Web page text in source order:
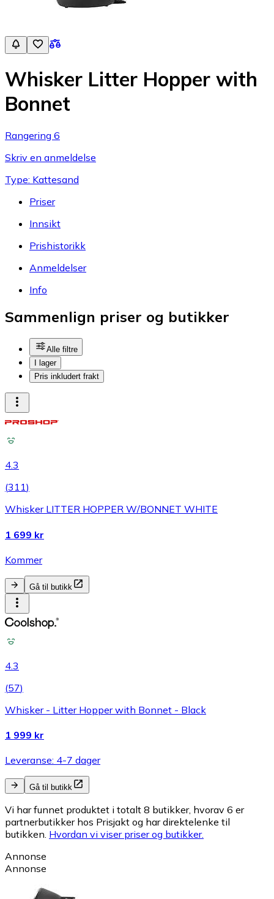
Whisker Litter Hopper with
Bonnet
Rangering 6
Skriv en anmeldelse
Type: Kattesand
Priser
Innsikt
Prishistorikk
Anmeldelser
Info
Sammenlign priser og butikker
Alle filtre
I lager
Pris inkludert frakt
4.3
(311)
Whisker LITTER HOPPER W/BONNET WHITE
1 699 kr
Kommer
Gå til butikk
4.3
(57)
Whisker - Litter Hopper with Bonnet - Black
1 999 kr
Leveranse: 4-7 dager
Gå til butikk
Vi har funnet produktet i totalt 8 butikker, hvorav 6 er
partnerbutikker hos Prisjakt og har direktelenke til
butikken. Hvordan vi viser priser og butikker.
Annonse
Annonse